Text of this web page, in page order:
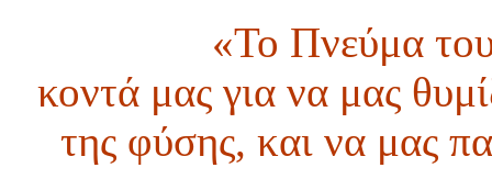
«Το Πνεύμα
κοντά μας για να μας
της φύσης, και να μας